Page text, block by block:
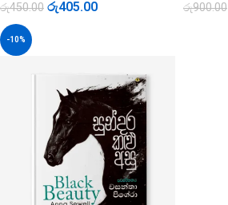
රු450.00 රු405.00 රු900.00
-10%